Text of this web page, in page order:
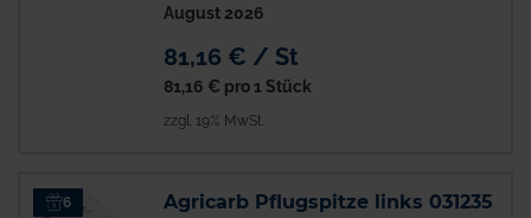
August 2026
81,16 € / St
81,16 € pro 1 Stück
zzgl. 19% MwSt.
6
Agricarb Pflugspitze links 031235